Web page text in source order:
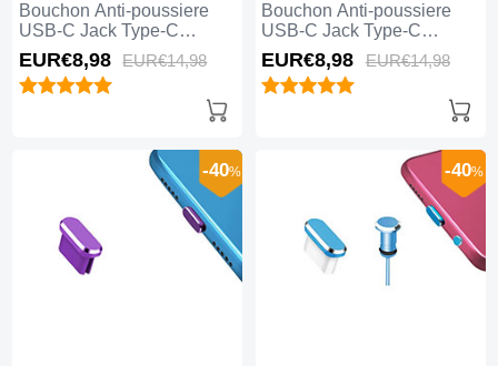
Bouchon Anti-poussiere
USB-C Jack Type-C
Universel H16 pour Apple
iPhone 15 Pro Max Or
EUR€8,98 EUR€14,98
Bouchon Anti-poussiere
USB-C Jack Type-C
Universel H14 pour Apple
iPhone 15 Pro Max Bleu
EUR€8,98 EUR€14,98
-40% -40%